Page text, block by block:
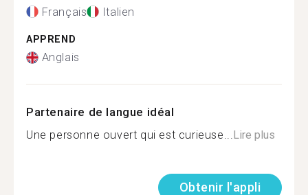
Français Italien
APPREND
Anglais
Partenaire de langue idéal
Une personne ouvert qui est curieuse...Lire plus
Obtenir l'appli